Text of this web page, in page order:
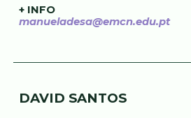
+ INFO
manueladesa@emcn.edu.pt
DAVID SANTOS